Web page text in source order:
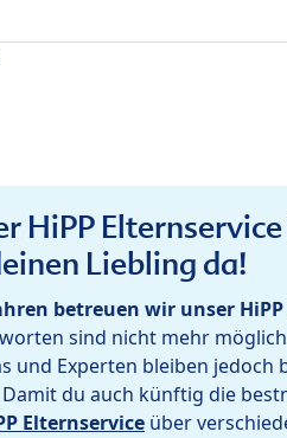
HiPP
Liebling da!
betreuen wir unser
sind nicht mehr
und Experten bleiben jedoch
du auch künftig die
Elternservice über